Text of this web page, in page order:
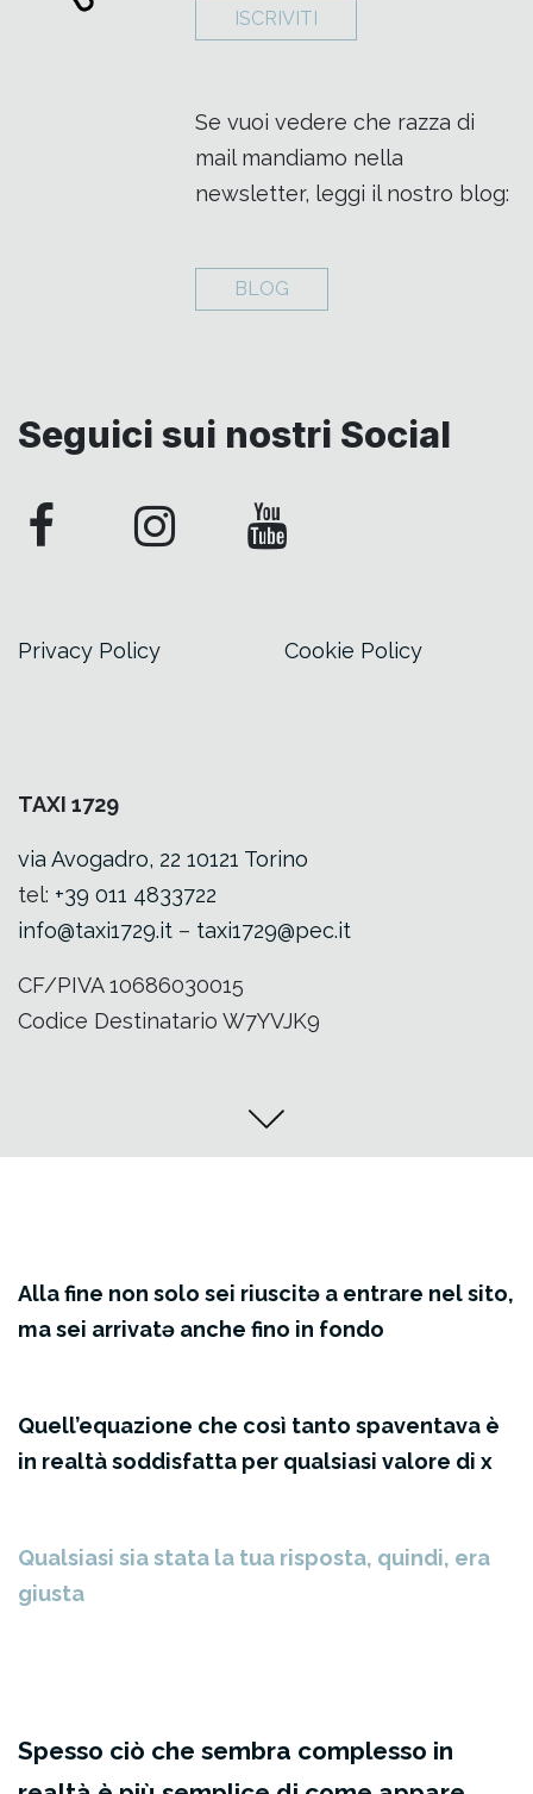
ISCRIVITI
Se vuoi vedere che razza di
mail mandiamo nella
newsletter, leggi il nostro blog:
BLOG
Seguici sui nostri Social
Privacy Policy Cookie Policy
TAXI 1729
via Avogadro, 22 10121 Torino
tel: +39 011 4833722
info@taxi1729.it – taxi1729@pec.it
CF/PIVA 10686030015
Codice Destinatario W7YVJK9
Alla fine non solo sei riuscitə a entrare nel sito,
ma sei arrivatə anche fino in fondo
Quell’equazione che così tanto spaventava è
in realtà soddisfatta per qualsiasi valore di x
Qualsiasi sia stata la tua risposta, quindi, era
giusta
Spesso ciò che sembra complesso in